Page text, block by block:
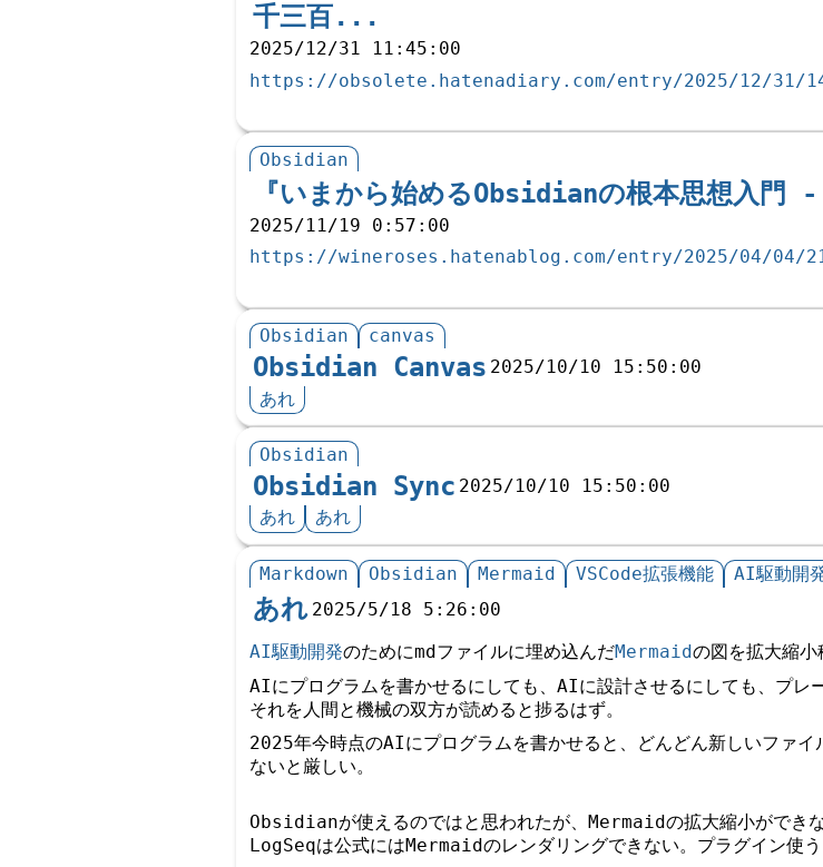
千三百...
2025/12/31 11:45:00
https://obsolete.hatenadiary.com/entry/2025/12/31/
Obsidian
『いまから始めるObsidianの根本思想入門 -
2025/11/19 0:57:00
https://wineroses.hatenablog.com/entry/2025/04/04/
Obsidian canvas
Obsidian Canvas 2025/10/10 15:50:00
あれ
Obsidian
Obsidian Sync 2025/10/10 15:50:00
あれ
あれ
Markdown Obsidian Mermaid VSCode拡張機能 AI駆動開
あれ 2025/5/18 5:26:00
AI駆動開発のためにmdファイルに埋め込んだMermaidの図を拡大縮小
AIにプログラムを書かせるにしても、AIに設計させるにしても、プレ
それを人間と機械の双方が読めると捗るはず。
2025年今時点のAIにプログラムを書かせると、どんどん新しいファ
ないと厳しい。
Obsidianが使えるのではと思われたが、Mermaidの拡大縮小ができな
LogSeqは公式にはMermaidのレンダリングできない。プラグイン使う